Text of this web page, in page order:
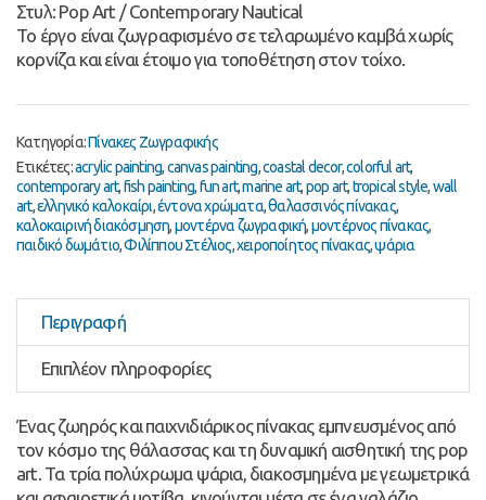
Στυλ: Pop Art / Contemporary Nautical
Το έργο είναι ζωγραφισμένο σε τελαρωμένο καμβά χωρίς
κορνίζα και είναι έτοιμο για τοποθέτηση στον τοίχο.
Κατηγορία:Πίνακες Ζωγραφικής
Ετικέτες:acrylic painting,canvas painting,coastal decor,colorful art,
contemporary art,fish painting,fun art,marine art,pop art,tropical style,wall
art,ελληνικό καλοκαίρι,έντονα χρώματα,θαλασσινός πίνακας,
καλοκαιρινή διακόσμηση,μοντέρνα ζωγραφική,μοντέρνος πίνακας,
παιδικό δωμάτιο,Φιλίππου Στέλιος,χειροποίητος πίνακας,ψάρια
Περιγραφή
Επιπλέον πληροφορίες
Ένας ζωηρός και παιχνιδιάρικος πίνακας εμπνευσμένος από
τον κόσμο της θάλασσας και τη δυναμική αισθητική της pop
art. Τα τρία πολύχρωμα ψάρια, διακοσμημένα με γεωμετρικά